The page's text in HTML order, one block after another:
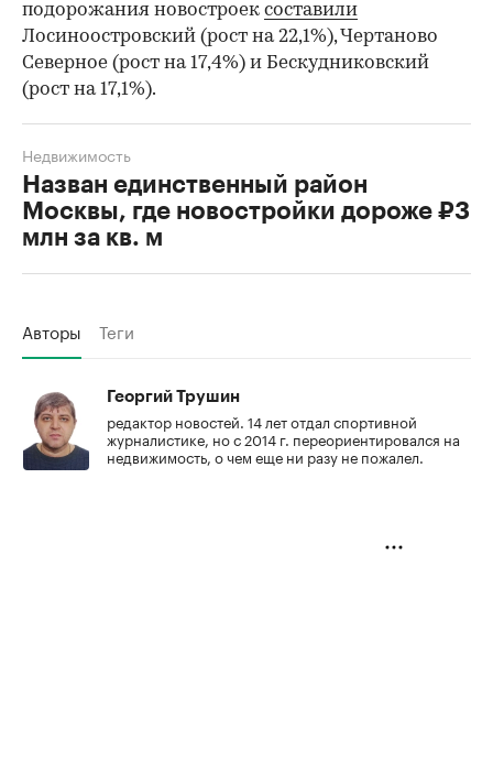
подорожания новостроек составили
Лосиноостровский (рост на 22,1%), Чертаново
Северное (рост на 17,4%) и Бескудниковский
(рост на 17,1%).
Назван единственный район
Москвы, где новостройки дороже ₽3
млн за кв. м
Недвижимость
Авторы Теги
Георгий Трушин
редактор новостей. 14 лет отдал спортивной
журналистике, но с 2014 г. переориентировался на
недвижимость, о чем еще ни разу не пожалел.